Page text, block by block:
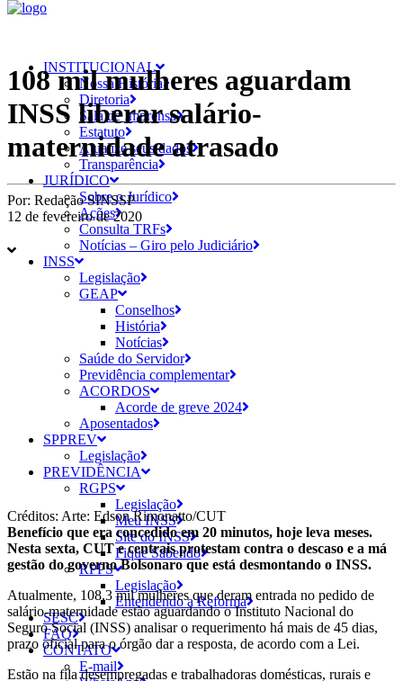
INSTITUCIONAL
Nossa História
Diretoria
Sala de Imprensa
Estatuto
Atualize seus dados
Transparência
JURÍDICO
Sobre o Jurídico
Ações
Consulta TRFs
Notícias – Giro pelo Judiciário
INSS
Legislação
GEAP
Conselhos
História
Notícias
Saúde do Servidor
Previdência complementar
ACORDOS
Acorde de greve 2024
Aposentados
SPPREV
Legislação
PREVIDÊNCIA
RGPS
Legislação
Meu INSS
Site do INSS
Fique Sabendo
RPPS
Legislação
Entendendo a Reforma
SESC
FAQ
CONTATO
E-mail
108 mil mulheres aguardam
INSS liberar salário-
maternidade atrasado
Por: Redação SINSSP
12 de fevereiro de 2020
Créditos: Arte: Edson Rimonatto/CUT
Benefício que era concedido em 20 minutos, hoje leva meses.
Nesta sexta, CUT e centrais protestam contra o descaso e a má
gestão do governo Bolsonaro que está desmontando o INSS.
Atualmente, 108,3 mil mulheres que deram entrada no pedido de
salário-maternidade estão aguardando o Instituto Nacional do
Seguro Social (INSS) analisar o requerimento há mais de 45 dias,
prazo oficial para o órgão dar a resposta, de acordo com a Lei.
Estão na fila desempregadas e trabalhadoras domésticas, rurais e